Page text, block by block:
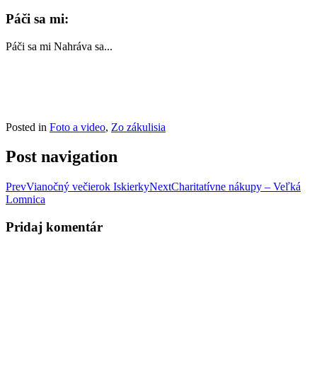
Páči sa mi:
Páči sa mi Nahráva sa...
Posted in Foto a video, Zo zákulisia
Post navigation
PrevVianočný večierok IskierkyNextCharitatívne nákupy – Veľká
Lomnica
Pridaj komentár